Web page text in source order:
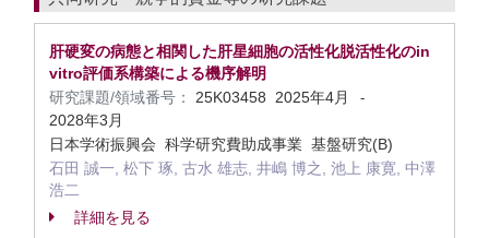
肝硬変の病態と相関した肝星細胞の活性化脱活性化のin
vitro評価系構築による機序解明
研究課題/領域番号：
25K03458 2025年4月 -
2028年3月
日本学術振興会 科学研究費助成事業 基盤研究(B)
石田 誠一, 松下 琢, 古水 雄志, 井嶋 博之, 池上 康寛, 中澤
浩二
詳細を見る